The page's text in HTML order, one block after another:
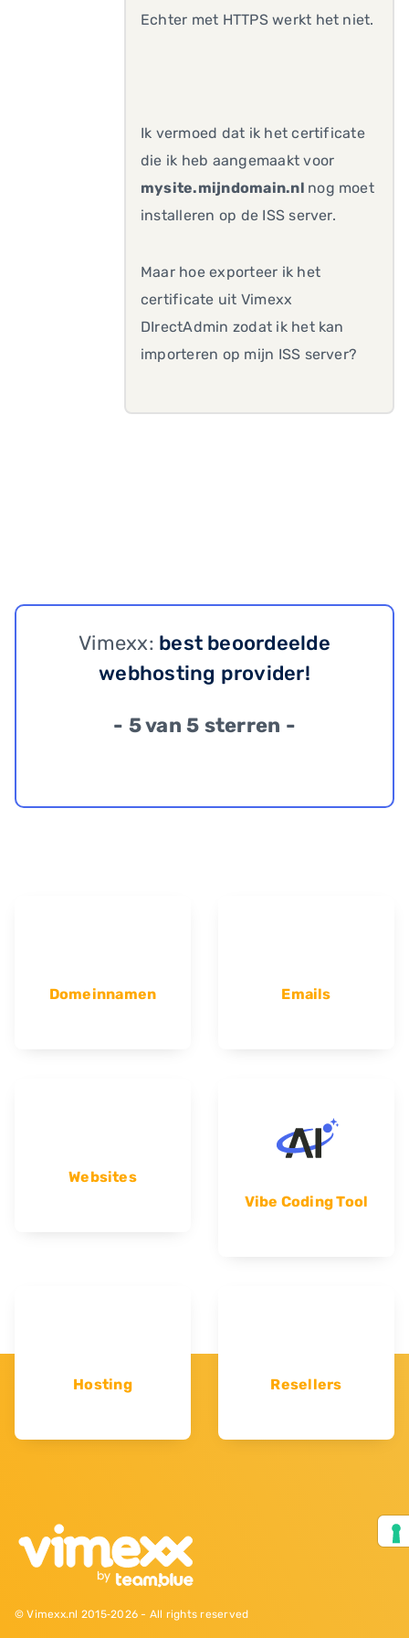
Echter met HTTPS werkt het niet.
Ik vermoed dat ik het certificate
die ik heb aangemaakt voor
mysite.mijndomain.nl nog moet
installeren op de ISS server.
Maar hoe exporteer ik het
certificate uit Vimexx
DIrectAdmin zodat ik het kan
importeren op mijn ISS server?
Vimexx: best beoordeelde
webhosting provider!
- 5 van 5 sterren -
Domeinnamen Emails
Websites
Vibe Coding Tool
Hosting Resellers
© Vimexx.nl 2015‐2026 - All rights reserved